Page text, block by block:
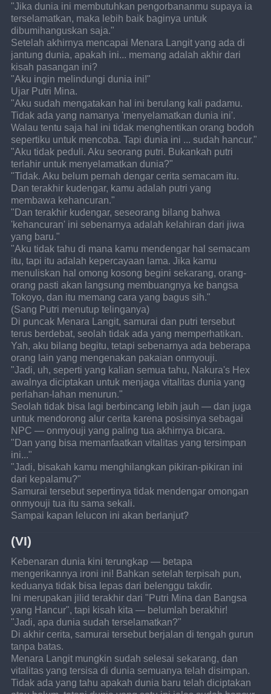
"Jika dunia ini membutuhkan pengorbananmu supaya ia
terselamatkan, maka lebih baik baginya untuk
dibumihanguskan saja."
Setelah akhirnya mencapai Menara Langit yang ada di
jantung dunia, apakah ini... memang adalah akhir dari
kisah pasangan ini?
"Aku ingin melindungi dunia ini!"
Ujar Putri Mina.
"Aku sudah mengatakan hal ini berulang kali padamu.
Tidak ada yang namanya 'menyelamatkan dunia ini'.
Walau tentu saja hal ini tidak menghentikan orang bodoh
sepertiku untuk mencoba. Tapi dunia ini ... sudah hancur."
"Aku tidak peduli. Aku seorang putri. Bukankah putri
terlahir untuk menyelamatkan dunia?"
"Tidak. Aku belum pernah dengar cerita semacam itu.
Dan terakhir kudengar, kamu adalah putri yang
membawa kehancuran."
"Dan terakhir kudengar, seseorang bilang bahwa
'kehancuran' ini sebenarnya adalah kelahiran dari jiwa
yang baru."
"Aku tidak tahu di mana kamu mendengar hal semacam
itu, tapi itu adalah kepercayaan lama. Jika kamu
menuliskan hal omong kosong begini sekarang, orang-
orang pasti akan langsung membuangnya ke bangsa
Tokoyo, dan itu memang cara yang bagus sih."
(Sang Putri menutup telinganya)
Di puncak Menara Langit, samurai dan putri tersebut
terus berdebat, seolah tidak ada yang memperhatikan.
Yah, aku bilang begitu, tetapi sebenarnya ada beberapa
orang lain yang mengenakan pakaian onmyouji.
"Jadi, uh, seperti yang kalian semua tahu, Nakura's Hex
awalnya diciptakan untuk menjaga vitalitas dunia yang
perlahan-lahan menurun."
Seolah tidak bisa lagi berbincang lebih jauh — dan juga
untuk mendorong alur cerita karena posisinya sebagai
NPC — onmyouji yang paling tua akhirnya bicara.
"Dan yang bisa memanfaatkan vitalitas yang tersimpan
ini..."
"Jadi, bisakah kamu menghilangkan pikiran-pikiran ini
dari kepalamu?"
Samurai tersebut sepertinya tidak mendengar omongan
onmyouji tua itu sama sekali.
Sampai kapan lelucon ini akan berlanjut?
(VI)
Kebenaran dunia kini terungkap — betapa
mengerikannya ironi ini! Bahkan setelah terpisah pun,
keduanya tidak bisa lepas dari belenggu takdir.
Ini merupakan jilid terakhir dari "Putri Mina dan Bangsa
yang Hancur", tapi kisah kita — belumlah berakhir!
"Jadi, apa dunia sudah terselamatkan?"
Di akhir cerita, samurai tersebut berjalan di tengah gurun
tanpa batas.
Menara Langit mungkin sudah selesai sekarang, dan
vitalitas yang tersisa di dunia semuanya telah disimpan.
Tidak ada yang tahu apakah dunia baru telah diciptakan